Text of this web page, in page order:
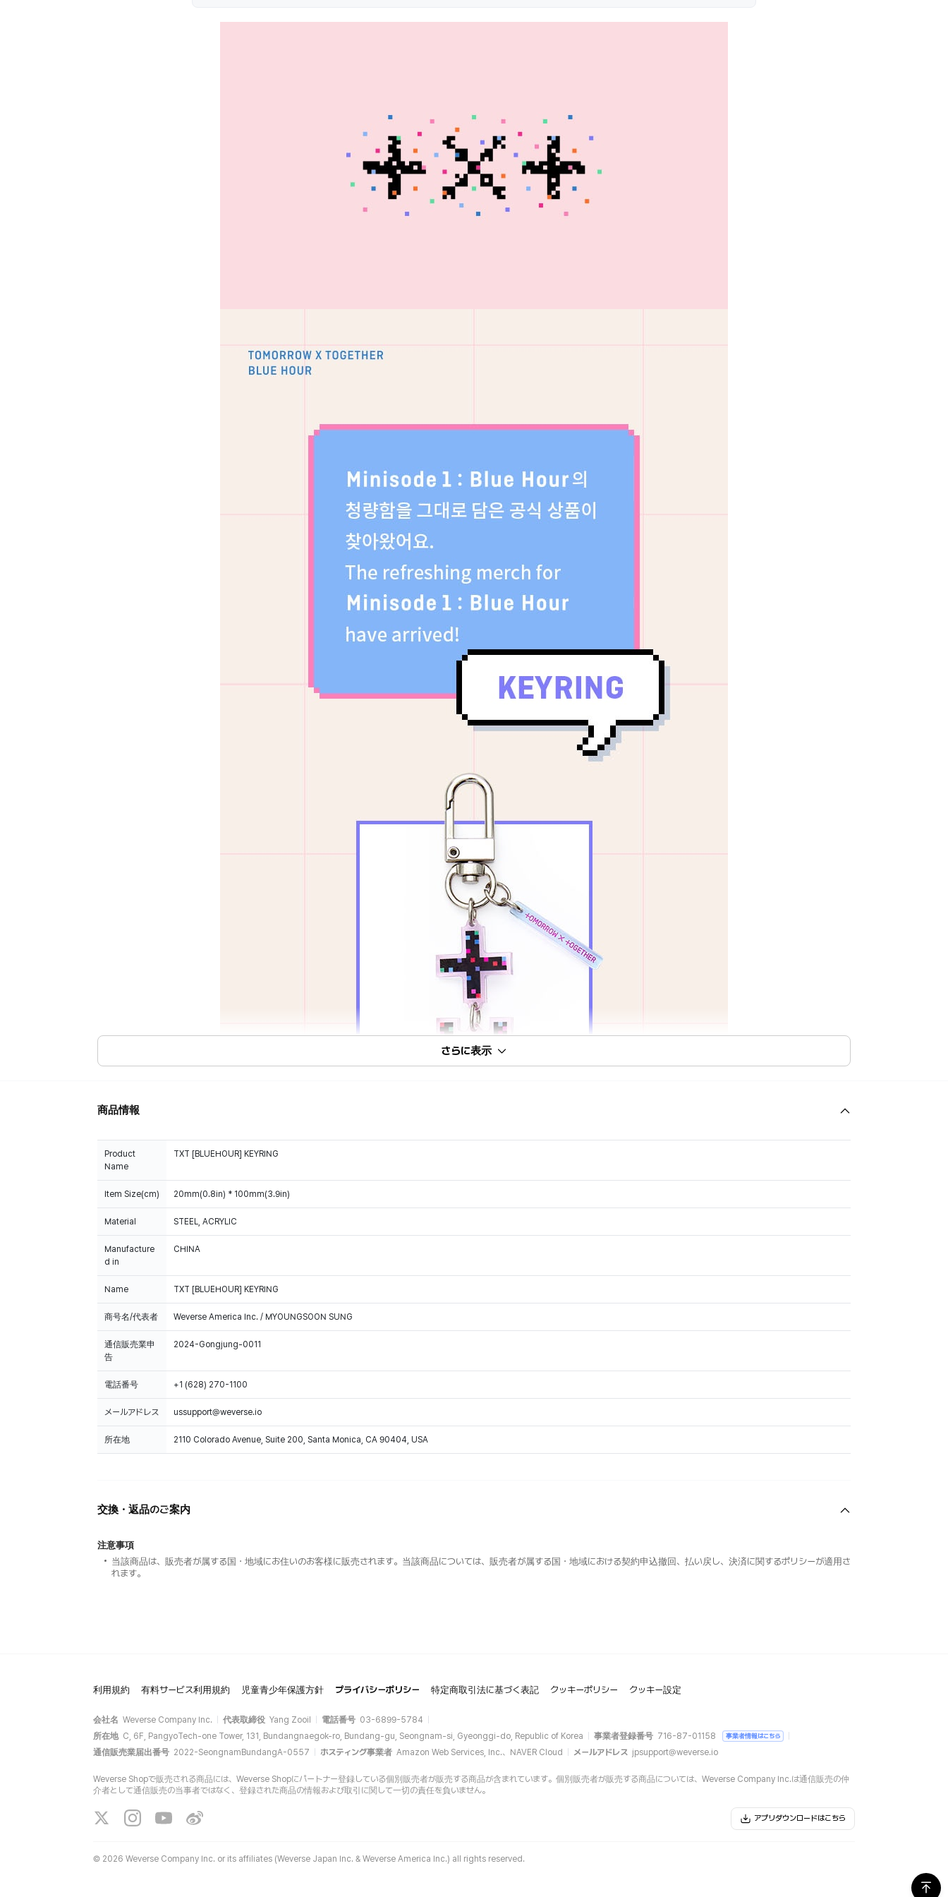
さらに表示
商品情報
Product
Name
TXT [BLUEHOUR] KEYRING
Item Size(cm) 20mm(0.8in) * 100mm(3.9in)
Material STEEL, ACRYLIC
Manufacture
d in
CHINA
Name TXT [BLUEHOUR] KEYRING
商号名/代表者 Weverse America Inc. / MYOUNGSOON SUNG
通信販売業申
告
2024-Gongjung-0011
電話番号 +1 (628) 270-1100
メールアドレス ussupport@weverse.io
所在地 2110 Colorado Avenue, Suite 200, Santa Monica, CA 90404, USA
交換・返品のご案内
注意事項
当該商品は、販売者が属する国・地域にお住いのお客様に販売されます。当該商品については、販売者が属する国・地域における契約申込撤回、払い戻し、決済に関するポリシーが適用さ
れます。
利用規約 有料サービス利用規約 児童青少年保護方針 プライバシーポリシー 特定商取引法に基づく表記 クッキーポリシー クッキー設定
会社名 Weverse Company Inc. 代表取締役 Yang Zooil 電話番号 03-6899-5784
所在地 C, 6F, PangyoTech-one Tower, 131, Bundangnaegok-ro, Bundang-gu, Seongnam-si, Gyeonggi-do, Republic of Korea 事業者登録番号 716-87-01158 事業者情報はこちら
通信販売業届出番号 2022-SeongnamBundangA-0557 ホスティング事業者 Amazon Web Services, Inc.、NAVER Cloud メールアドレス jpsupport@weverse.io
Weverse Shopで販売される商品には、Weverse Shopにパートナー登録している個別販売者が販売する商品が含まれています。個別販売者が販売する商品については、Weverse Company Inc.は通信販売の仲
介者として通信販売の当事者ではなく、登録された商品の情報および取引に関して一切の責任を負いません。
アプリダウンロードはこちら
© 2026 Weverse Company Inc. or its affiliates (Weverse Japan Inc. & Weverse America Inc.) all rights reserved.